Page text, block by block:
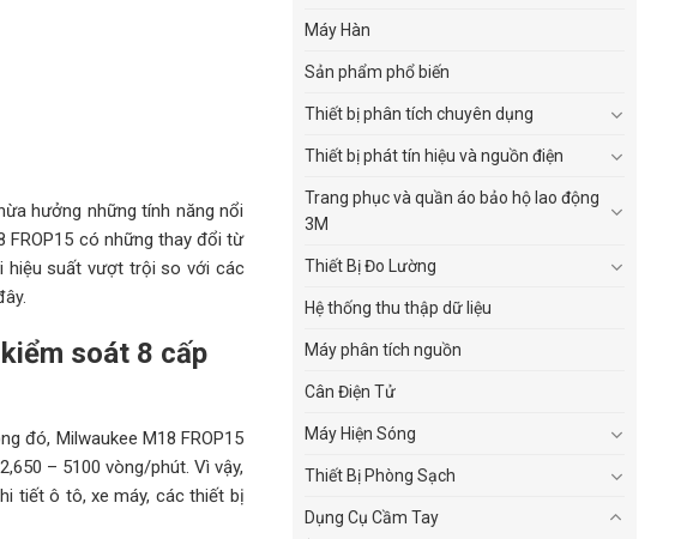
hưởng những tính năng nổi
có những thay đổi từ
hiệu suất vượt trội so với các
soát 8 cấp
đó, Milwaukee M18 FROP15
– 5100 vòng/phút. Vì vậy,
tiết ô tô, xe máy, các thiết bị
Máy Hàn
Sản phẩm phổ biến
Thiết bị phân tích chuyên dụng
Thiết bị phát tín hiệu và nguồn điện
Trang phục và quần áo bảo hộ lao động
3M
Thiết Bị Đo Lường
Hệ thống thu thập dữ liệu
Máy phân tích nguồn
Cân Điện Tử
Máy Hiện Sóng
Thiết Bị Phòng Sạch
Dụng Cụ Cầm Tay